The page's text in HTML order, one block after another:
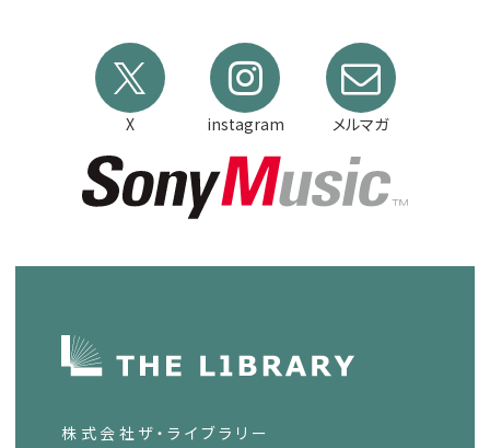
X instagram メルマガ
株式会社ザ・ライブラリー